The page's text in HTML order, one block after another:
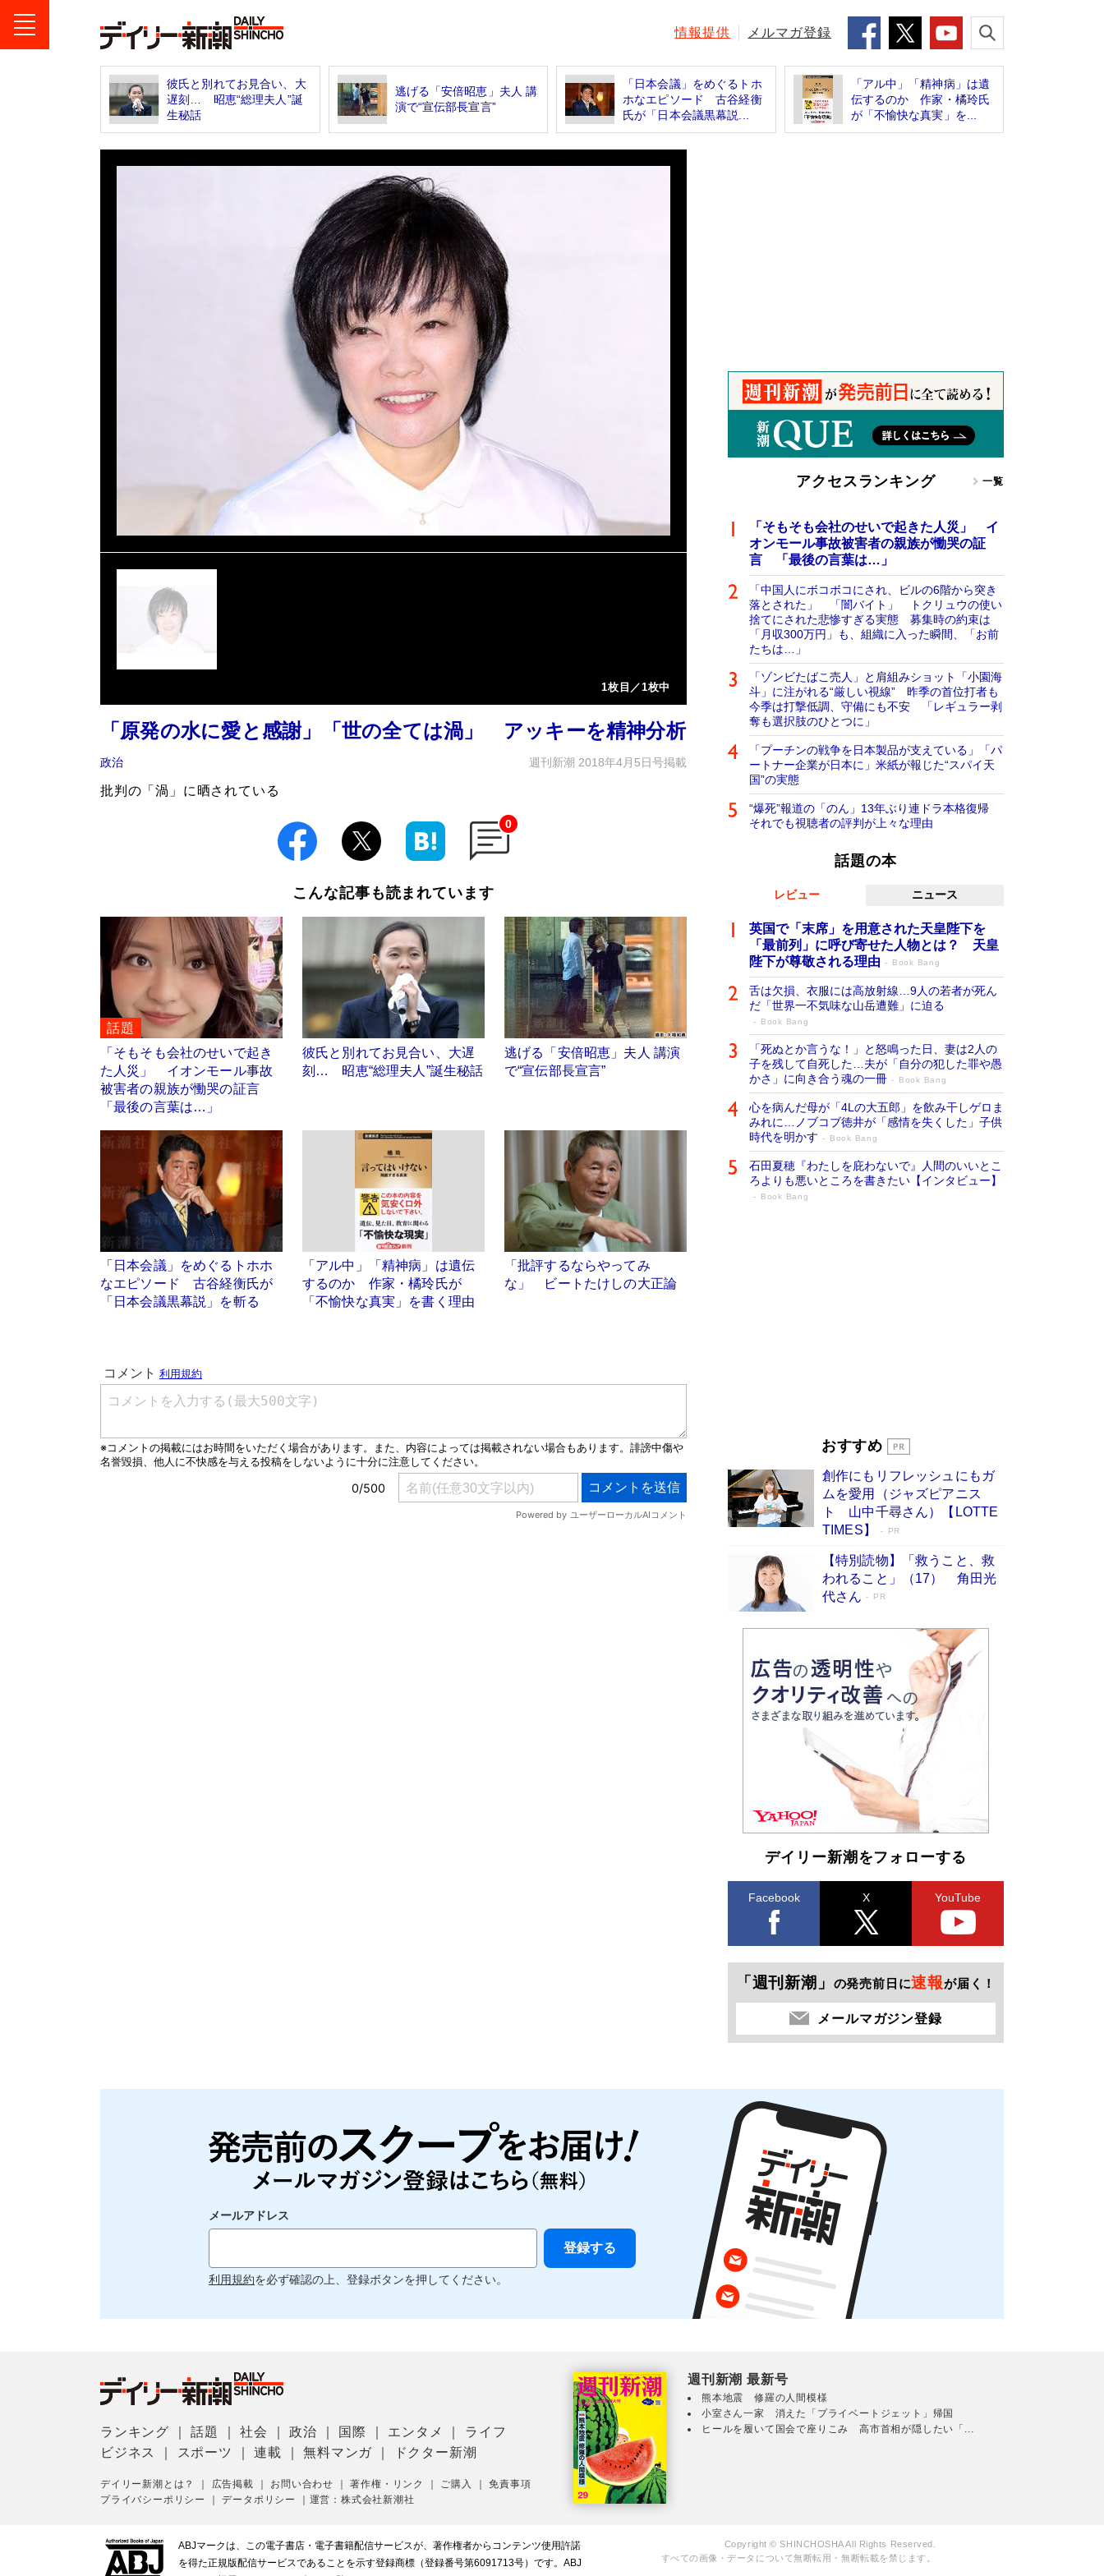
情報提供 メルマガ登録
彼氏と別れてお見合い、大
遅刻… 昭恵“総理夫人”誕
生秘話
逃げる「安倍昭恵」夫人 講
演で“宣伝部長宣言”
「日本会議」をめぐるトホ
ホなエピソード 古谷経衡
氏が「日本会議黒幕説...
「アル中」「精神病」は遺
伝するのか 作家・橘玲氏
が「不愉快な真実」を...
1枚目／1枚中
「原発の水に愛と感謝」「世の全ては渦」 アッキーを精神分析
政治 週刊新潮 2018年4月5日号掲載
批判の「渦」に晒されている
0
こんな記事も読まれています
話題
「そもそも会社のせいで起き
た人災」 イオンモール事故
被害者の親族が慟哭の証言
「最後の言葉は…」
彼氏と別れてお見合い、大遅
刻… 昭恵“総理夫人”誕生秘話
逃げる「安倍昭恵」夫人 講演
で“宣伝部長宣言”
「日本会議」をめぐるトホホ
なエピソード 古谷経衡氏が
「日本会議黒幕説」を斬る
「アル中」「精神病」は遺伝
するのか 作家・橘玲氏が
「不愉快な真実」を書く理由
「批評するならやってみ
な」 ビートたけしの大正論
アクセスランキング 一覧
「そもそも会社のせいで起きた人災」 イ
オンモール事故被害者の親族が慟哭の証
言 「最後の言葉は…」
「中国人にボコボコにされ、ビルの6階から突き
落とされた」 「闇バイト」 トクリュウの使い
捨てにされた悲惨すぎる実態 募集時の約束は
「月収300万円」も、組織に入った瞬間、「お前
たちは…」
「ゾンビたばこ売人」と肩組みショット「小園海
斗」に注がれる“厳しい視線” 昨季の首位打者も
今季は打撃低調、守備にも不安 「レギュラー剥
奪も選択肢のひとつに」
「プーチンの戦争を日本製品が支えている」「パ
ートナー企業が日本に」米紙が報じた“スパイ天
国”の実態
“爆死”報道の「のん」13年ぶり連ドラ本格復帰
それでも視聴者の評判が上々な理由
話題の本
レビュー ニュース
英国で「末席」を用意された天皇陛下を
「最前列」に呼び寄せた人物とは？ 天皇
陛下が尊敬される理由
Book Bang
舌は欠損、衣服には高放射線…9人の若者が死ん
だ「世界一不気味な山岳遭難」に迫る
Book Bang
「死ぬとか言うな！」と怒鳴った日、妻は2人の
子を残して自死した…夫が「自分の犯した罪や愚
かさ」に向き合う魂の一冊
Book Bang
心を病んだ母が「4Lの大五郎」を飲み干しゲロま
みれに…ノブコブ徳井が「感情を失くした」子供
時代を明かす
Book Bang
石田夏穂『わたしを庇わないで』人間のいいとこ
ろよりも悪いところを書きたい【インタビュー】
Book Bang
開発への関心を押し上げた18年の物語に幕 特装
Book Bang
友近氏、絶賛！ 鎌倉を舞台に、孤独を抱えた
人々が新たな一歩を踏み出す連作短篇集『海のほ
とりのプラネット』試し読み
おすすめ
創作にもリフレッシュにもガ
ムを愛用（ジャズピアニス
ト 山中千尋さん）【LOTTE
TIMES】
PR
【特別読物】「救うこと、救
われること」（17） 角田光
代さん
PR
デイリー新潮をフォローする
Facebook X YouTube
「週刊新潮」 の発売前日に速報が届く！
メールマガジン登録
メールアドレス
利用規約を必ず確認の上、登録ボタンを押してください。
ランキング ｜話題 ｜社会 ｜政治 国際 エンタメ
ライフ
ビジネス
スポーツ ｜連載 ｜無料マンガ ドクター新潮
デイリー新潮とは？ 広告掲載 お問い合わせ ｜著作権・リンク ご購入 ｜免責事項
プライバシーポリシー
｜データポリシー 運営：株式会社新潮社
週刊新潮 最新号
熊本地震 修羅の人間模様
小室さん一家 消えた「プライベートジェット」帰国
ヒールを履いて国会で座りこみ 高市首相が隠したい「...
ABJマークは、この電子書店・電子書籍配信サービスが、著作権者からコンテンツ使用許諾
を得た正規版配信サービスであることを示す登録商標（登録番号第6091713号）です。ABJ
Copyright © SHINCHOSHA All Rights Reserved.
すべての画像・データについて無断転用・無断転載を禁じます。